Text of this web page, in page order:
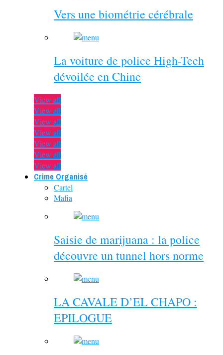
Vers une biométrie cérébrale
La voiture de police High-Tech
dévoilée en Chine
View all
View all
View all
View all
View all
View all
View all
Crime Organisé
Cartel
Mafia
Saisie de marijuana : la police
découvre un tunnel hors norme
LA CAVALE D’EL CHAPO :
EPILOGUE